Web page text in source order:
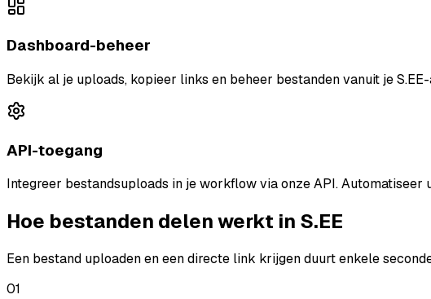
Dashboard-beheer
Bekijk al je uploads, kopieer links en beheer bestanden vanuit je
API-toegang
Integreer bestandsuploads in je workflow via onze API.
Hoe bestanden delen werkt in S.EE
Een bestand uploaden en een directe link krijgen duurt enkele
01